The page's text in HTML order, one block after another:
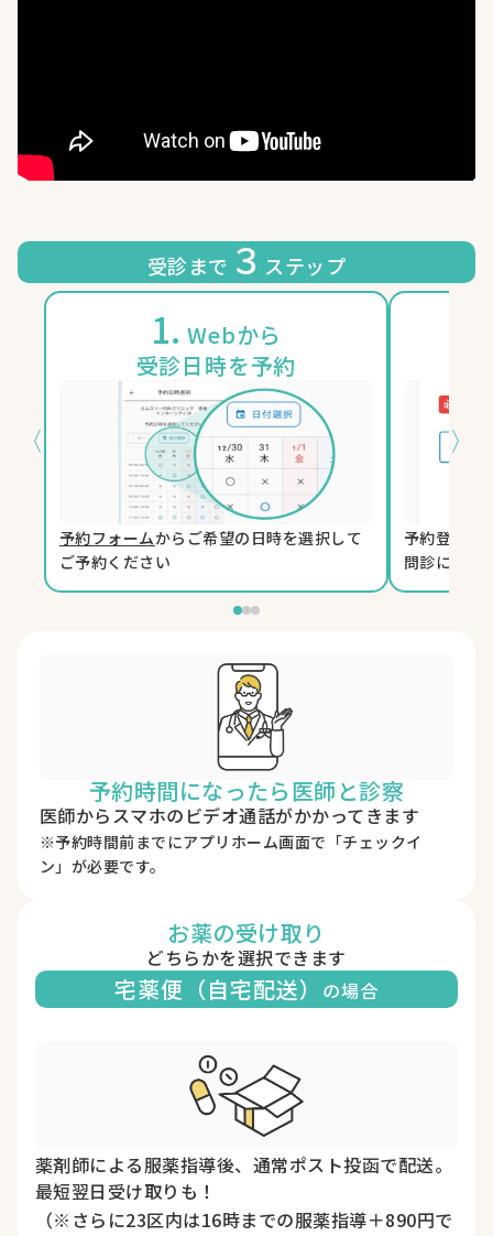
受診まで３ステップ
〈
1. Webから
受診日時を予約
予約フォームからご希望の日時を選択して
ご予約ください
予約登録時
問診に回答
〉
予約時間になったら医師と診察
医師からスマホのビデオ通話がかかってきます
※予約時間前までにアプリホーム画面で「チェックイ
ン」が必要です。
お薬の受け取り
どちらかを選択できます
宅薬便（自宅配送） の場合
薬剤師による服薬指導後、通常ポスト投函で配送。
最短翌日受け取りも！
（※さらに23区内は16時までの服薬指導＋890円で